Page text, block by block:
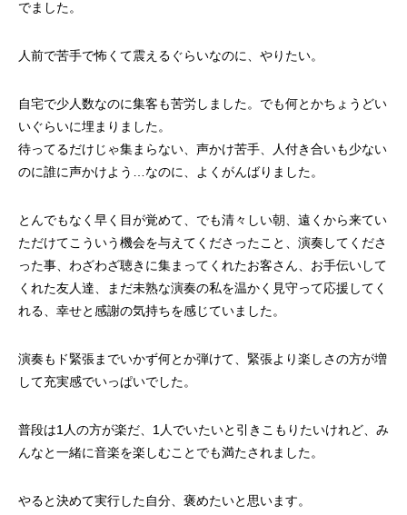
でました。
人前で苦手で怖くて震えるぐらいなのに、やりたい。
自宅で少人数なのに集客も苦労しました。でも何とかちょうどい
いぐらいに埋まりました。
待ってるだけじゃ集まらない、声かけ苦手、人付き合いも少ない
のに誰に声かけよう…なのに、よくがんばりました。
とんでもなく早く目が覚めて、でも清々しい朝、遠くから来てい
ただけてこういう機会を与えてくださったこと、演奏してくださ
った事、わざわざ聴きに集まってくれたお客さん、お手伝いして
くれた友人達、まだ未熟な演奏の私を温かく見守って応援してく
れる、幸せと感謝の気持ちを感じていました。
演奏もド緊張までいかず何とか弾けて、緊張より楽しさの方が増
して充実感でいっぱいでした。
普段は1人の方が楽だ、1人でいたいと引きこもりたいけれど、み
んなと一緒に音楽を楽しむことでも満たされました。
やると決めて実行した自分、褒めたいと思います。